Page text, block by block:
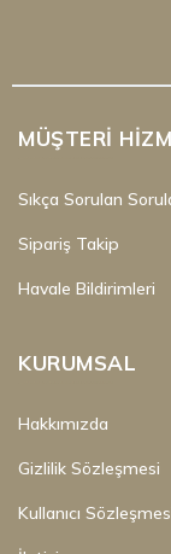
MÜŞTERI
Sıkça Sorulan
Sipariş Takip
Havale Bildirimleri
KURUMSAL
Hakkımızda
Gizlilik Sözleşmesi
Kullanıcı